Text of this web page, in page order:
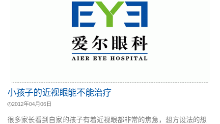
小孩子的近视眼能不能治疗
2012年04月06日
很多家长看到自家的孩子有着近视眼都非常的焦急，想方设法的想